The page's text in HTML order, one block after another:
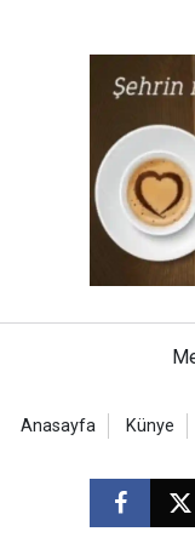
Anasayfa Künye